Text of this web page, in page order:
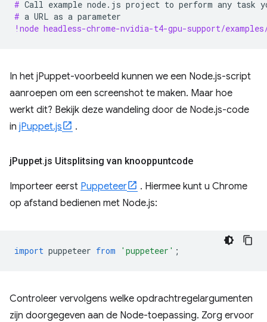
# Call example node.js project to perform any task
# a URL as a
!node headless-chrome-nvidia-t4-gpu-support/
In het jPuppet-voorbeeld kunnen we een Node.js-script
aanroepen om een ​​screenshot te maken. Maar hoe
werkt dit? Bekijk deze wandeling door de Node.js-code
in jPuppet.js .
jPuppet.js Uitsplitsing van knooppuntcode
Importeer eerst Puppeteer
. Hiermee kunt u Chrome
op afstand bedienen met Node.js:
import puppeteer from 'puppeteer' ;
Controleer vervolgens welke opdrachtregelargumenten
zijn doorgegeven aan de Node-toepassing. Zorg ervoor